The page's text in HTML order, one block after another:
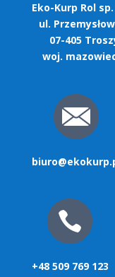
Eko-Kurp Rol
ul.
07-405
woj.
+48 509 769 123